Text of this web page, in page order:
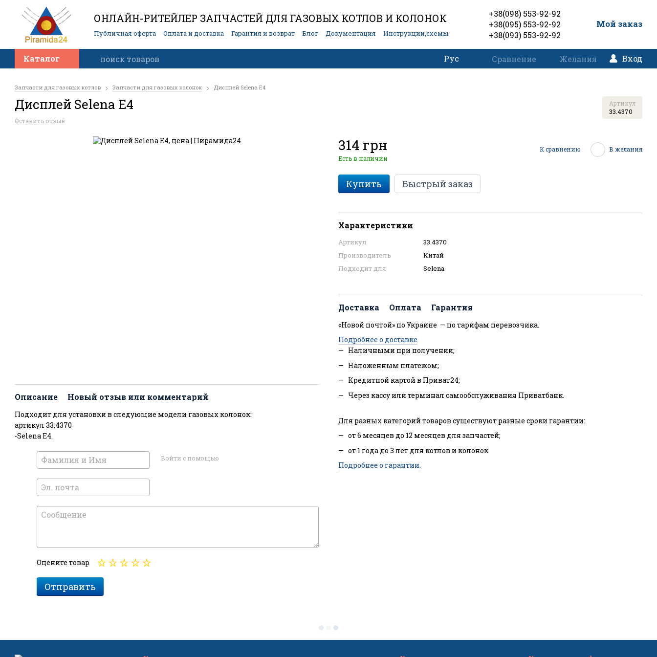
ОНЛАЙН-РИТЕЙЛЕР ЗАПЧАСТЕЙ ДЛЯ ГАЗОВЫХ КОТЛОВ И КОЛОНОК
Публичная оферта Оплата и доставка Гарантия и возврат Блог Документация
Инструкции,схемы
+38(098) 553-92-92
+38(095) 553-92-92
+38(093) 553-92-92
Мой заказ
Каталог Рус Сравнение Желания Вход
Запчасти для газовых котлов Запчасти для газовых колонок Дисплей Selena E4
Дисплей Selena E4 Артикул
33.4370
Оставить отзыв
Описание Новый отзыв или комментарий
Подходит для установки в следующие модели газовых колонок:
артикул 33.4370
-Selena E4.
Войти с помощью
Оцените товар
Отправить
314 грн
Есть в наличии
К сравнению В желания
Купить Быстрый заказ
Характеристики
Артикул
33.4370
Производитель
Китай
Подходит для
Selena
Доставка Оплата Гарантия
«Новой почтой» по Украине — по тарифам перевозчика.
Подробнее о доставке
Наличными при получении;
Наложенным платежом;
Кредитной картой в Приват24;
Через кассу или терминал самообслуживания Приватбанк.
Для разных категорий товаров существуют разные сроки гарантии:
от 6 месяцев до 12 месяцев для запчастей;
от 1 года до 3 лет для котлов и колонок
Подробнее о гарантии.